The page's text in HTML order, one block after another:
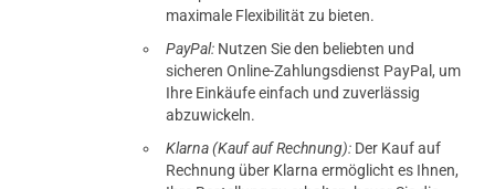
maximale Flexibilität zu bieten.
PayPal: Nutzen Sie den beliebten und
sicheren Online-Zahlungsdienst PayPal, um
Ihre Einkäufe einfach und zuverlässig
abzuwickeln.
Klarna (Kauf auf Rechnung): Der Kauf auf
Rechnung über Klarna ermöglicht es Ihnen,